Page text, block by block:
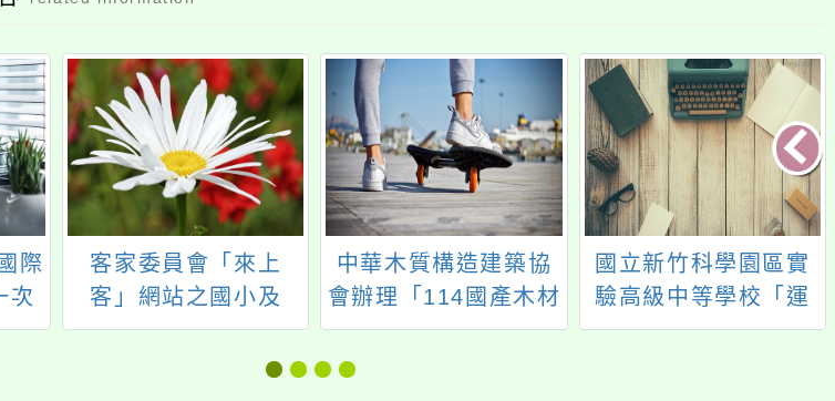
際
次
客家委員會「來上
客」網站之國小及
國、高中等客語數位
中華木質構造建築協
會辦理「114國產木材
應用於教育場域教師
國立新竹科學園區實
驗高級中等學校「運
動百靈果—雙語研習